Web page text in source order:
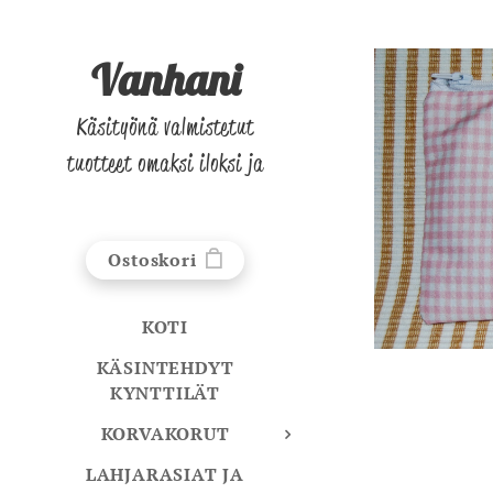
Vanhani
Käsityönä valmistetut
tuotteet omaksi iloksi ja
Ostoskori
KOTI
KÄSINTEHDYT
KYNTTILÄT
KORVAKORUT
LAHJARASIAT JA